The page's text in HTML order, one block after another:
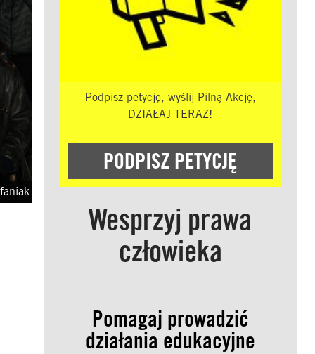
Podpisz petycję, wyślij Pilną Akcję,
DZIAŁAJ TERAZ!
PODPISZ PETYCJĘ
Wesprzyj prawa
człowieka
Pomagaj prowadzić
działania edukacyjne